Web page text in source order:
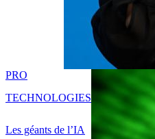
Les géants de l’IA
PRO
TECHNOLOGIES